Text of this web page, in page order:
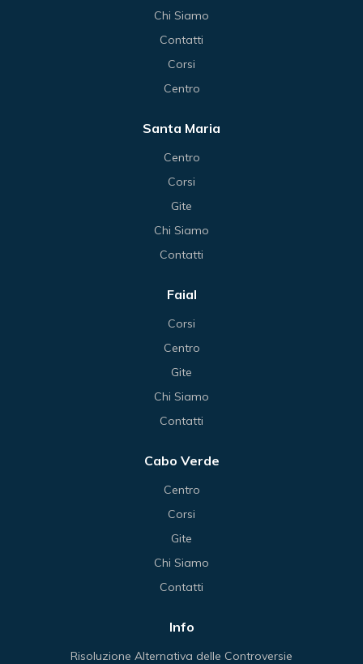
Chi Siamo
Contatti
Corsi
Centro
Santa Maria
Centro
Corsi
Gite
Chi Siamo
Contatti
Faial
Corsi
Centro
Gite
Chi Siamo
Contatti
Cabo Verde
Centro
Corsi
Gite
Chi Siamo
Contatti
Info
Risoluzione Alternativa delle Controversie